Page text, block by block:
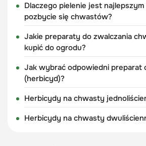
Dlaczego pielenie jest
pozbycie się chwastów?
Jakie preparaty do zwalczania
kupić do ogrodu?
Jak wybrać odpowiedni preparat
(herbicyd)?
Herbicydy na chwasty
Herbicydy na chwasty